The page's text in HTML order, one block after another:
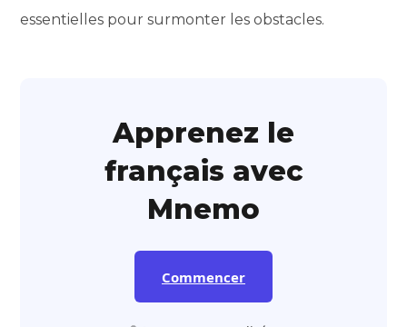
essentielles pour surmonter les obstacles.
Apprenez le
français avec
Mnemo
Commencer